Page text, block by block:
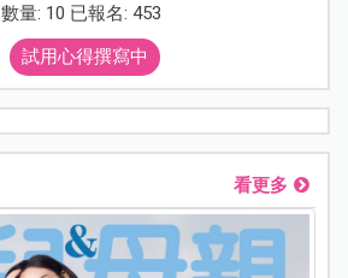
數量: 10 已報名: 453
試用心得撰寫中
看更多